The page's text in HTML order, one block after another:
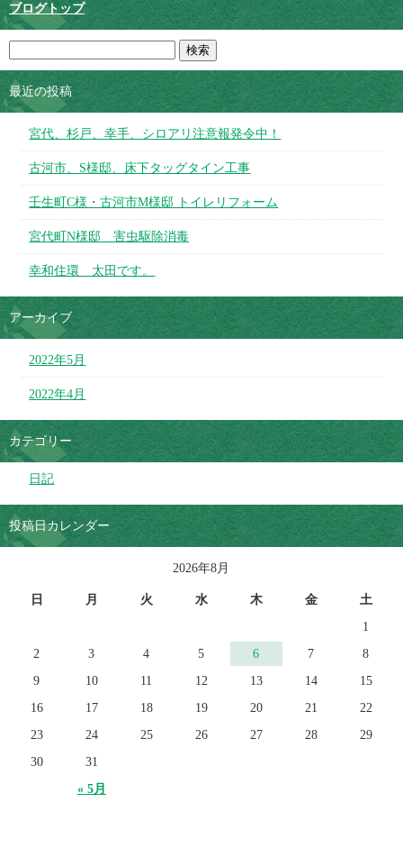
ブログトップ
最近の投稿
宮代、杉戸、幸手、シロアリ注意報発令中！
古河市、S様邸、床下タッグタイン工事
壬生町C様・古河市M様邸 トイレリフォーム
宮代町N様邸 害虫駆除消毒
幸和住環 太田です。
アーカイブ
2022年5月
2022年4月
カテゴリー
日記
投稿日カレンダー
2026年8月
日 月 火 水 木 金 土
« 5月
1
2
3 4 5 6 7
8
9
10 11 12 13 14
15
16
17 18 19 20 21
22
23
24 25 26 27 28
29
30
31